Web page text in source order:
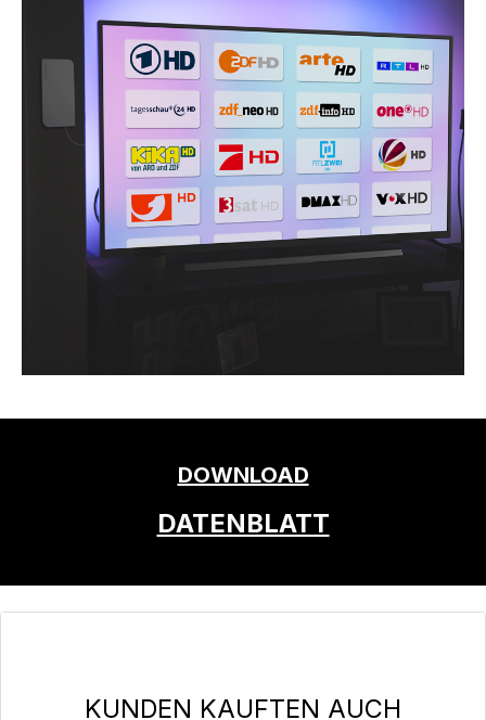
DOWNLOAD
DATENBLATT
Produktgalerie überspringen
KUNDEN KAUFTEN AUCH